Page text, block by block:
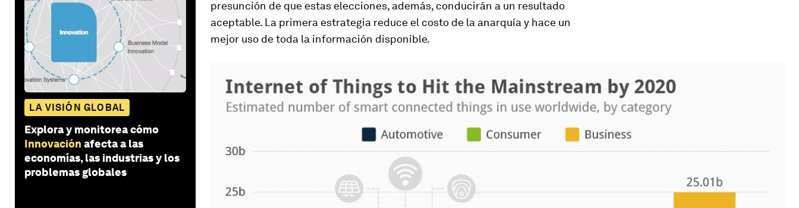
LA VISIÓN GLOBAL
Explora y monitorea cómo
Innovación afecta a las
economías, las industrias y los
problemas globales
presunción de que estas elecciones, además, conducirán a un resultado
aceptable. La primera estrategia reduce el costo de la anarquía y hace un
mejor uso de toda la información disponible.